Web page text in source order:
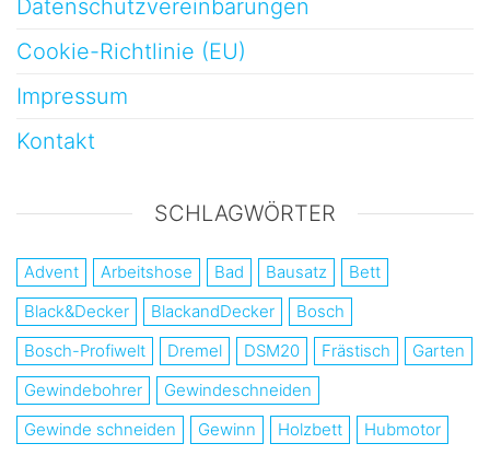
Datenschutzvereinbarungen
Cookie-Richtlinie (EU)
Impressum
Kontakt
SCHLAGWÖRTER
Advent Arbeitshose Bad Bausatz
Bett
Black&Decker
BlackandDecker
Bosch
Bosch-Profiwelt
Dremel DSM20 Frästisch
Garten
Gewindebohrer
Gewindeschneiden
Gewinde schneiden
Gewinn Holzbett Hubmotor